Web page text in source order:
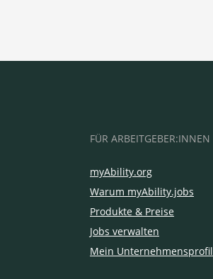
FÜR ARBEITGEBER:INNEN
myAbility.org
Warum myAbility.jobs
Produkte & Preise
Jobs verwalten
Mein Unternehmensprofil